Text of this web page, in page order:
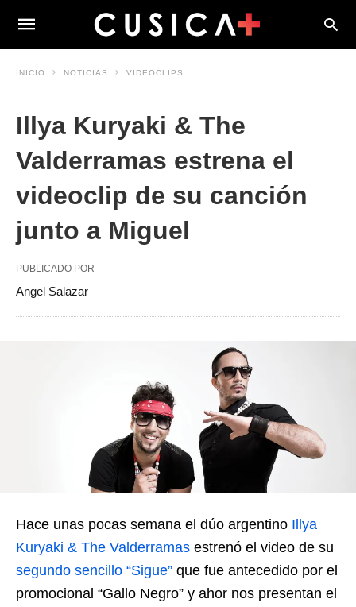
INICIO NOTICIAS VIDEOCLIPS
Illya Kuryaki & The
Valderramas estrena el
videoclip de su canción
junto a Miguel
PUBLICADO POR
Angel Salazar
Hace unas pocas semana el dúo argentino Illya
Kuryaki & The Valderramas estrenó el video de su
segundo sencillo “Sigue” que fue antecedido por el
promocional “Gallo Negro” y ahor nos presentan el